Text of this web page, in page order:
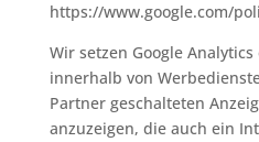
https://www.google.com/
Wir setzen Google
innerhalb von
Partner geschalteten
anzuzeigen, die auch ein